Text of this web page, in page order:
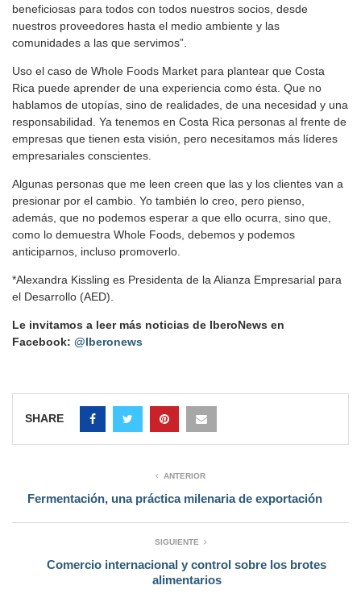
beneficiosas para todos con todos nuestros socios, desde
nuestros proveedores hasta el medio ambiente y las
comunidades a las que servimos”.
Uso el caso de Whole Foods Market para plantear que Costa
Rica puede aprender de una experiencia como ésta. Que no
hablamos de utopías, sino de realidades, de una necesidad y una
responsabilidad. Ya tenemos en Costa Rica personas al frente de
empresas que tienen esta visión, pero necesitamos más líderes
empresariales conscientes.
Algunas personas que me leen creen que las y los clientes van a
presionar por el cambio. Yo también lo creo, pero pienso,
además, que no podemos esperar a que ello ocurra, sino que,
como lo demuestra Whole Foods, debemos y podemos
anticiparnos, incluso promoverlo.
*Alexandra Kissling es Presidenta de la Alianza Empresarial para
el Desarrollo (AED).
Le invitamos a leer más noticias de IberoNews en
Facebook: @Iberonews
SHARE
ANTERIOR
Fermentación, una práctica milenaria de exportación
SIGUIENTE
Comercio internacional y control sobre los brotes
alimentarios